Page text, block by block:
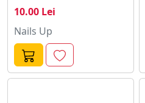
10.00 Lei
Nails Up